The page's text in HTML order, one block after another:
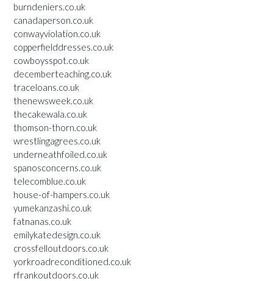
burndeniers.co.uk
canadaperson.co.uk
conwayviolation.co.uk
copperfielddresses.co.uk
cowboysspot.co.uk
decemberteaching.co.uk
traceloans.co.uk
thenewsweek.co.uk
thecakewala.co.uk
thomson-thorn.co.uk
wrestlingagrees.co.uk
underneathfoiled.co.uk
spanosconcerns.co.uk
telecomblue.co.uk
house-of-hampers.co.uk
yumekanzashi.co.uk
fatnanas.co.uk
emilykatedesign.co.uk
crossfelloutdoors.co.uk
yorkroadreconditioned.co.uk
rfrankoutdoors.co.uk